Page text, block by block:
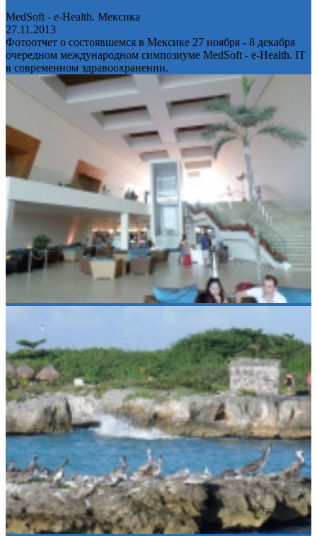
MedSoft - e-Health. Мексика
27.11.2013
Фотоотчет о состоявшемся в Мексике 27 ноября - 8 декабря
очередном международном симпозиуме MedSoft - e-Health. IT
в современном здравоохранении.